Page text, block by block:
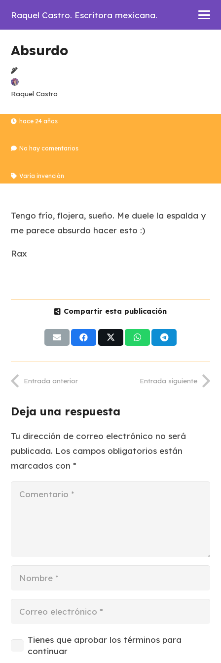
Raquel Castro. Escritora mexicana.
Absurdo
Raquel Castro
hace 24 años
No hay comentarios
Varia invención
Tengo frío, flojera, sueño. Me duele la espalda y
me parece absurdo hacer esto :)
Rax
Compartir esta publicación
Entrada anterior Entrada siguiente
Deja una respuesta
Tu dirección de correo electrónico no será
publicada. Los campos obligatorios están
marcados con*
Tienes que aprobar los términos para
continuar